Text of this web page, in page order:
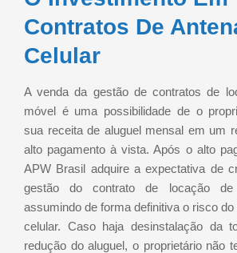
Contratos De
Celular
A venda da gestão de contratos de
móvel é uma possibilidade de o
sua receita de aluguel mensal em um
alto pagamento à vista. Após o alto
APW Brasil adquire a expectativa de
gestão do contrato de locação de
assumindo de forma definitiva o risco
celular. Caso haja desinstalação da
redução do aluguel, o proprietário não